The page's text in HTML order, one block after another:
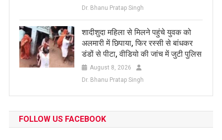
Dr. Bhanu Pratap Singh
शादीशुदा महिला से मिलने पहुंचे युवक को
अलमारी में छिपाया, फिर रस्सी से बांधकर
डंडों से पीटा, वीडियो की जांच में जुटी पुलिस
August 8, 2026
Dr. Bhanu Pratap Singh
FOLLOW US FACEBOOK